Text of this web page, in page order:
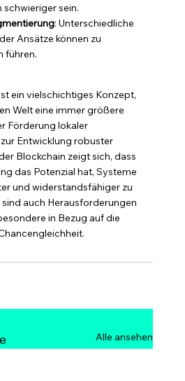
schwieriger sein.
: Unterschiedliche
Ansätze können zu
führen.
ein vielschichtiges Konzept,
Welt eine immer größere
Förderung lokaler
Entwicklung robuster
Blockchain zeigt sich, dass
das Potenzial hat, Systeme
und widerstandsfähiger zu
auch Herausforderungen
in Bezug auf die
Alle ansehen